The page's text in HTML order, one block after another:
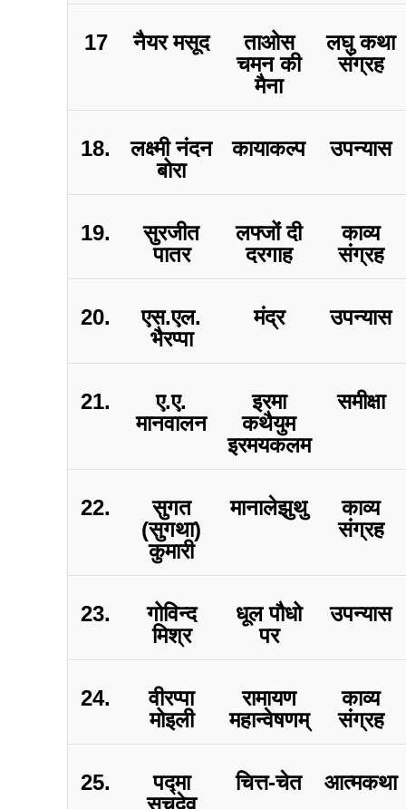
17 नैयर मसूद
ताओस
चमन की
मैना
लघु कथा
संग्रह
18.
लक्ष्मी नंदन
बोरा
कायाकल्प उपन्यास
19.
सुरजीत
पातर
लफ्जों दी
दरगाह
काव्य
संग्रह
20.
एस.एल.
भैरप्पा
मंद्र उपन्यास
21.
ए.ए.
मानवालन
इरमा
कथैयुम
इरमयकलम
समीक्षा
22.
सुगत
(सुगथा)
कुमारी
मानालेझुथु
काव्य
संग्रह
23.
गोविन्द
मिश्र
धूल पौधो
पर
उपन्यास
24.
वीरप्पा
मोइली
रामायण
महान्वेषणम्
काव्य
संग्रह
25.
पद्मा
सचदेव
चित्त-चेत आत्मकथा